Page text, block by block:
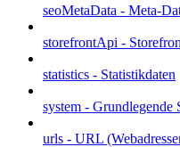
seoMetaData - Meta-
storefrontApi -
statistics - Statistikdaten
system - Grundlegende
urls - URL